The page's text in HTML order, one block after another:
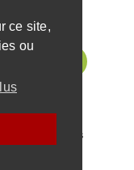
ce site,
ou
des présidents